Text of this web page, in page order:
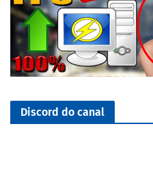
Discord do canal